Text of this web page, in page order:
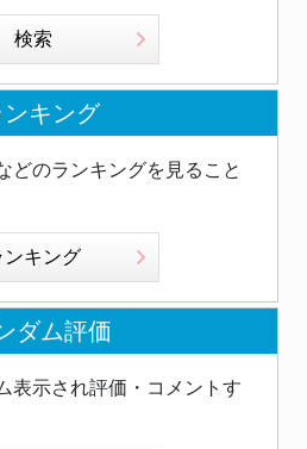
検索
ンキング
どのランキングを見ること
ンキング
ダム評価
表示され評価・コメントす